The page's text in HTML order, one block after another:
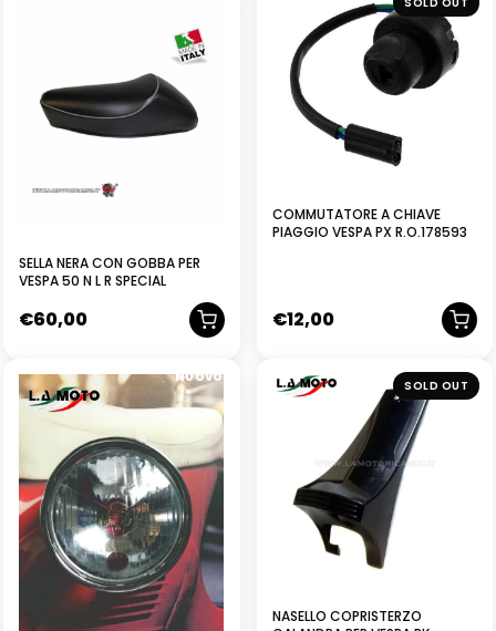
SELLA NERA CON GOBBA PER
VESPA 50 N L R SPECIAL
€60,00
COMMUTATORE A CHIAVE
PIAGGIO VESPA PX R.O.178593
€12,00
NUOVO NUOVO
SOLD OUT
NASELLO COPRISTERZO